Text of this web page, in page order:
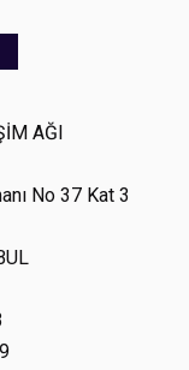
AĞI
No 37 Kat 3